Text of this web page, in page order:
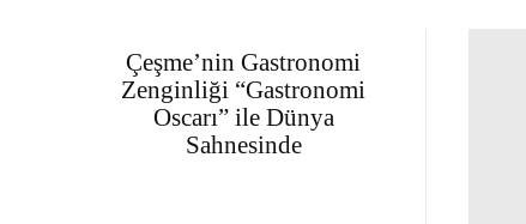
Çeşme’nin Gastronomi
Zenginliği “Gastronomi
Oscarı” ile Dünya
Sahnesinde